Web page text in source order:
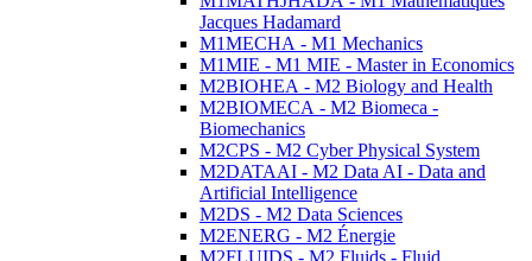
Jacques Hadamard
M1MECHA - M1 Mechanics
M1MIE - M1 MIE - Master in Economics
M2BIOHEA - M2 Biology and Health
M2BIOMECA - M2 Biomeca -
Biomechanics
M2CPS - M2 Cyber Physical System
M2DATAAI - M2 Data AI - Data and
Artificial Intelligence
M2DS - M2 Data Sciences
M2ENERG - M2 Énergie
M2FLUIDS - M2 Fluids - Fluid